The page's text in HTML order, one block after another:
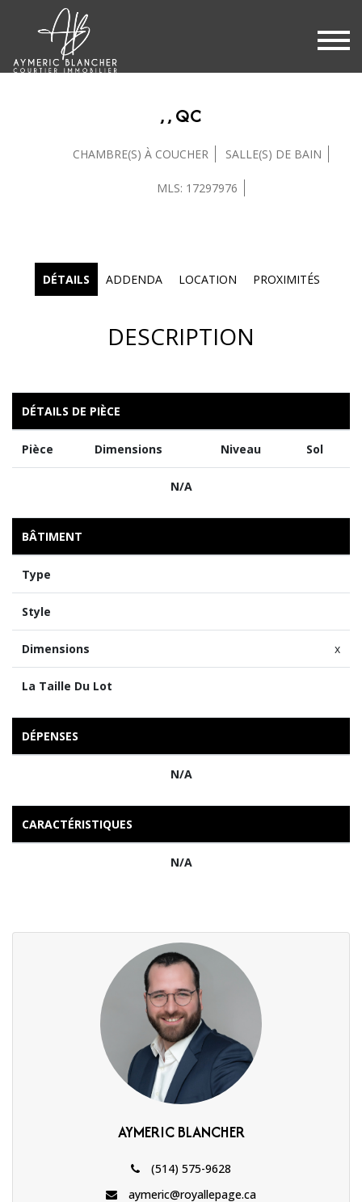
, , QC
CHAMBRE(S) À COUCHER SALLE(S) DE BAIN
MLS: 17297976
DÉTAILS ADDENDA LOCATION PROXIMITÉS
DESCRIPTION
DÉTAILS DE PIÈCE
Pièce Dimensions Niveau Sol
N/A
BÂTIMENT
Type
Style
Dimensions x
La Taille Du Lot
DÉPENSES
N/A
CARACTÉRISTIQUES
N/A
AYMERIC BLANCHER
(514) 575-9628
aymeric@royallepage.ca